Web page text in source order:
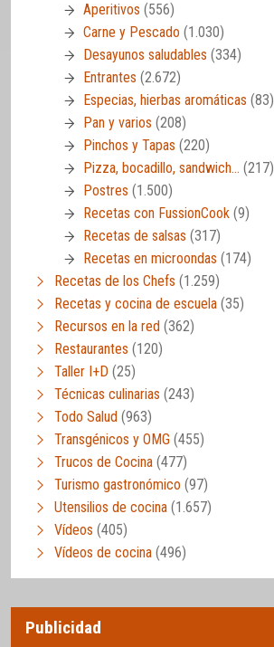
Aperitivos (556)
Carne y Pescado (1.030)
Desayunos saludables (334)
Entrantes (2.672)
Especias, hierbas aromáticas (83)
Pan y varios (208)
Pinchos y Tapas (220)
Pizza, bocadillo, sandwich… (217)
Postres (1.500)
Recetas con FussionCook (9)
Recetas de salsas (317)
Recetas en microondas (174)
Recetas de los Chefs (1.259)
Recetas y cocina de escuela (35)
Recursos en la red (362)
Restaurantes (120)
Taller I+D (25)
Técnicas culinarias (243)
Todo Salud (963)
Transgénicos y OMG (455)
Trucos de Cocina (477)
Turismo gastronómico (97)
Utensilios de cocina (1.657)
Vídeos (405)
Vídeos de cocina (496)
Publicidad